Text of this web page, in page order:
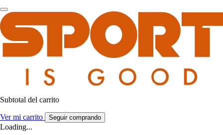
Subtotal del carrito
Ver mi carrito Seguir comprando
Loading...